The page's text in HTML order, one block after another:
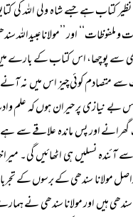
ہے جسے شاہ ولی اللہ کی
اور ’’مولاناعبیداللہ
سے پوچھا، اس کتاب کے بارے
متصادم کوئی چیز اس میں نہ
بے نیازی پر حیران ہوں کہ
اور پس ماندہ علاقے سے
آئندہ نسلیں ہی اٹھائیں گی۔
مولانا سندھی کے برسوں کے
ہیں اور مولانا سندھی نے ہمارے